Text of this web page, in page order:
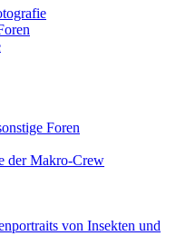
Foren
der Makro-Crew
von Insekten und